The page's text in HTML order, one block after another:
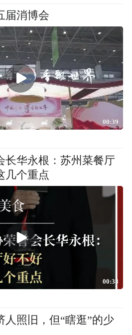
届消博会
00:39
长华永根：苏州菜餐厅
几个重点
00:38
人照旧，但“瞎逛”的少